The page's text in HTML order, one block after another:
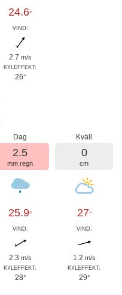
24.6°
VIND:
2.7 m/s
KYLEFFEKT:
26°
Dag
2.5
mm regn
25.9°
VIND:
2.3 m/s
KYLEFFEKT:
28°
Kväll
0
cm
27°
VIND:
1.2 m/s
KYLEFFEKT:
29°